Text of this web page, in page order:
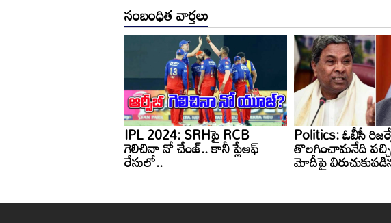
సంబంధిత వార్తలు
IPL 2024: SRHపై RCB
గెలిచినా నో చేంజ్.. కానీ ప్లేఆఫ్
రేసులో..
Politics: ఓబీసీ
తొలగించామనేది పచ్చి
మోదీపై